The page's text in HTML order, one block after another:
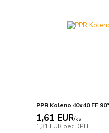
PPR Koleno 40x40 FF 90°
1,61 EUR/ks
1,31 EUR bez DPH